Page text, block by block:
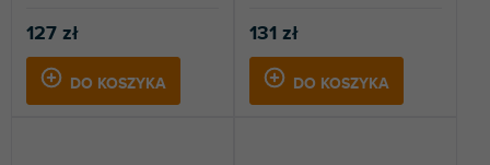
127 zł
DO KOSZYKA
131 zł
DO KOSZYKA